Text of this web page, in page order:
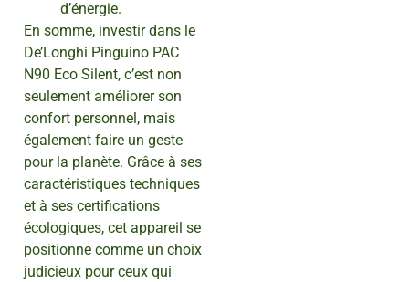
d’énergie.
En somme, investir dans le
De’Longhi Pinguino PAC
N90 Eco Silent, c’est non
seulement améliorer son
confort personnel, mais
également faire un geste
pour la planète. Grâce à ses
caractéristiques techniques
et à ses certifications
écologiques, cet appareil se
positionne comme un choix
judicieux pour ceux qui